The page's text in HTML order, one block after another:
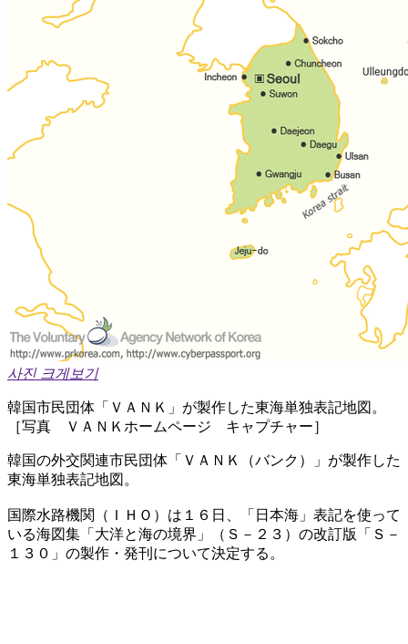
사진 크게보기
韓国市民団体「ＶＡＮＫ」が製作した東海単独表記地図。
［写真 ＶＡＮＫホームページ キャプチャー］
韓国の外交関連市民団体「ＶＡＮＫ（バンク）」が製作した
東海単独表記地図。
国際水路機関（ＩＨＯ）は１６日、「日本海」表記を使って
いる海図集「大洋と海の境界」（Ｓ－２３）の改訂版「Ｓ－
１３０」の製作・発刊について決定する。